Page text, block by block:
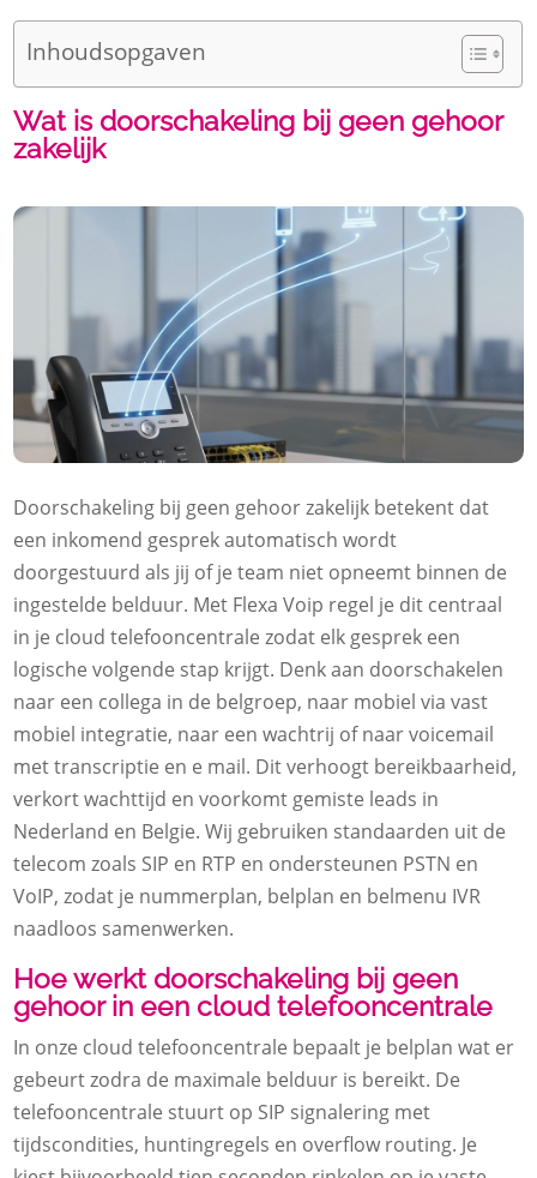
Inhoudsopgaven
Wat is doorschakeling bij geen gehoor
zakelijk
Doorschakeling bij geen gehoor zakelijk betekent dat
een inkomend gesprek automatisch wordt
doorgestuurd als jij of je team niet opneemt binnen de
ingestelde belduur.​ Met Flexa Voip regel je dit centraal
in je cloud telefooncentrale zodat elk gesprek een
logische volgende stap krijgt.​ Denk aan doorschakelen
naar een collega in de belgroep, naar mobiel via vast
mobiel integratie, naar een wachtrij of naar voicemail
met transcriptie en e mail.​ Dit verhoogt bereikbaarheid,
verkort wachttijd en voorkomt gemiste leads in
Nederland en Belgie.​ Wij gebruiken standaarden uit de
telecom zoals SIP en RTP en ondersteunen PSTN en
VoIP, zodat je nummerplan, belplan en belmenu IVR
naadloos samenwerken.​
Hoe werkt doorschakeling bij geen
gehoor in een cloud telefooncentrale
In onze cloud telefooncentrale bepaalt je belplan wat er
gebeurt zodra de maximale belduur is bereikt.​ De
telefooncentrale stuurt op SIP signalering met
tijdscondities, huntingregels en overflow routing.​ Je